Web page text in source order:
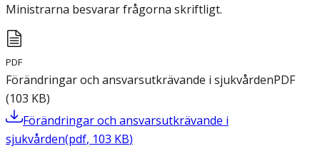
Ministrarna besvarar frågorna skriftligt.
PDF
Förändringar och ansvarsutkrävande i sjukvårdenPDF
(103 KB)
Förändringar och ansvarsutkrävande i
sjukvården(pdf, 103 KB)